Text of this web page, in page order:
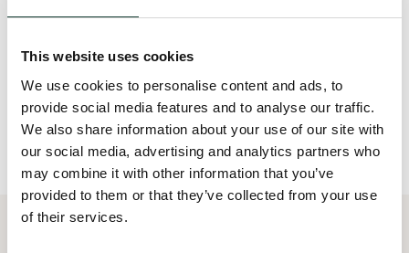
This website uses cookies
We use cookies to personalise content and ads, to
provide social media features and to analyse our traffic.
We also share information about your use of our site with
our social media, advertising and analytics partners who
may combine it with other information that you’ve
provided to them or that they’ve collected from your use
of their services.
Click on the « I volunteer » button to send your application
to the organization when you're logged in. If you don't have
an account, create one for free to apply for this offer and
other volunteer opportunities on VolonTerre.